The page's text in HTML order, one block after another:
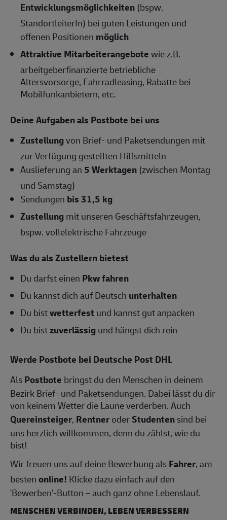
Entwicklungsmöglichkeiten (bspw.
StandortleiterIn) bei guten Leistungen und
offenen Positionen möglich
Attraktive Mitarbeiterangebotewie z.B.
arbeitgeberfinanzierte betriebliche
Altersvorsorge, Fahrradleasing, Rabatte bei
Mobilfunkanbietern, etc.
Deine Aufgaben als Postbote bei uns
Zustellungvon Brief- und Paketsendungen mit
zur Verfügung gestellten Hilfsmitteln
Auslieferung an5 Werktagen (zwischen Montag
und Samstag)
Sendungen bis 31,5 kg
Zustellungmit unseren Geschäftsfahrzeugen,
bspw. vollelektrische Fahrzeuge
Was du als Zustellern bietest
Du darfst einen Pkw fahren
Du kannst dich auf Deutsch unterhalten
Du bistwetterfest und kannst gut anpacken
Du bistzuverlässigund hängst dich rein
Werde Postbote bei Deutsche Post DHL
AlsPostbote bringst du den Menschen in deinem
Bezirk Brief- und Paketsendungen. Dabei lässt du dir
von keinem Wetter die Laune verderben. Auch
Quereinsteiger, RentneroderStudentensind bei
uns herzlich willkommen, denn du zählst, wie du
bist!
Wir freuen uns auf deine Bewerbung alsFahrer, am
bestenonline! Klicke dazu einfach auf den
'Bewerben'-Button – auch ganz ohne Lebenslauf.
MENSCHEN VERBINDEN, LEBEN VERBESSERN